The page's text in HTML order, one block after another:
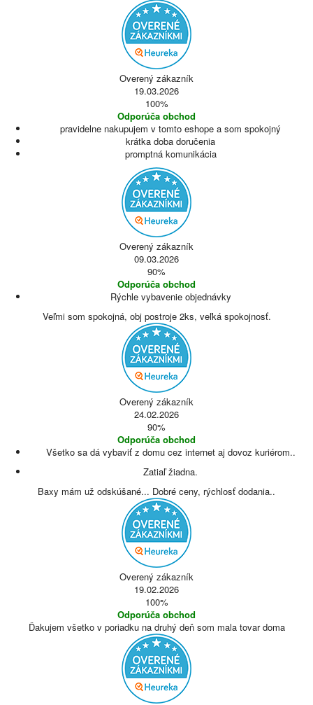
Overený zákazník
19.03.2026
100%
Odporúča obchod
pravidelne nakupujem v tomto eshope a som spokojný
krátka doba doručenia
promptná komunikácia
Overený zákazník
09.03.2026
90%
Odporúča obchod
Rýchle vybavenie objednávky
Veľmi som spokojná, obj postroje 2ks, veľká spokojnosť.
Overený zákazník
24.02.2026
90%
Odporúča obchod
Všetko sa dá vybaviť z domu cez internet aj dovoz kuriérom..
Zatiaľ žiadna.
Baxy mám už odskúšané... Dobré ceny, rýchlosť dodania..
Overený zákazník
19.02.2026
100%
Odporúča obchod
Ďakujem všetko v poriadku na druhý deň som mala tovar doma